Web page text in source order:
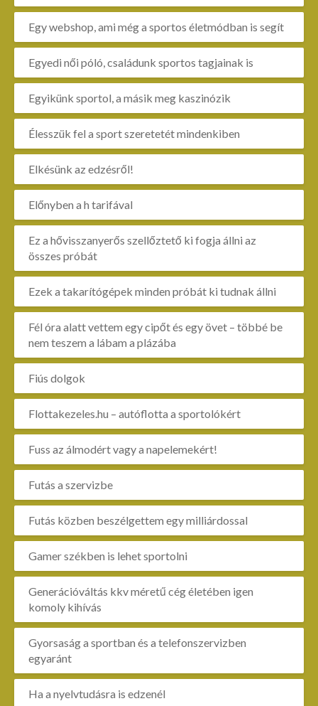
Egy webshop, ami még a sportos életmódban is segít
Egyedi női póló, családunk sportos tagjainak is
Egyikünk sportol, a másik meg kaszinózik
Élesszük fel a sport szeretetét mindenkiben
Elkésünk az edzésről!
Előnyben a h tarifával
Ez a hővisszanyerős szellőztető ki fogja állni az
összes próbát
Ezek a takarítógépek minden próbát ki tudnak állni
Fél óra alatt vettem egy cipőt és egy övet – többé be
nem teszem a lábam a plázába
Fiús dolgok
Flottakezeles.hu – autóflotta a sportolókért
Fuss az álmodért vagy a napelemekért!
Futás a szervizbe
Futás közben beszélgettem egy milliárdossal
Gamer székben is lehet sportolni
Generációváltás kkv méretű cég életében igen
komoly kihívás
Gyorsaság a sportban és a telefonszervizben
egyaránt
Ha a nyelvtudásra is edzenél